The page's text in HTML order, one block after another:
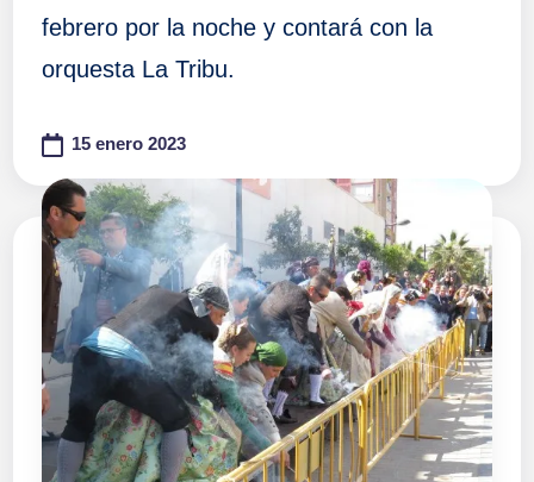
febrero por la noche y contará con la
orquesta La Tribu.
15 enero 2023